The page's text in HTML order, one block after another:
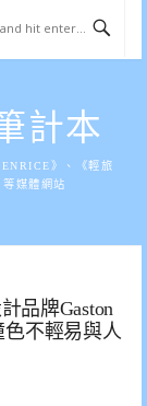
計本
》、《輕旅
媒體網站
品牌Gaston
色不輕易與人